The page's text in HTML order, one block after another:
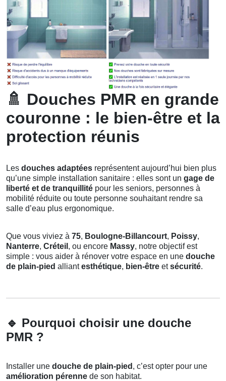
🚿 Douches PMR en grande
couronne : le bien-être et la
protection réunis
Les douches adaptées représentent aujourd’hui bien plus
qu’une simple installation sanitaire : elles sont un gage de
liberté et de tranquillité pour les seniors, personnes à
mobilité réduite ou toute personne souhaitant rendre sa
salle d’eau plus ergonomique.
Que vous viviez à 75, Boulogne-Billancourt, Poissy,
Nanterre, Créteil , ou encore Massy, notre objectif est
simple : vous aider à rénover votre espace en une douche
de plain-pied alliantesthétique, bien-être etsécurité.
🔹 Pourquoi choisir une douche
PMR ?
Installer une douche de plain-pied , c’est opter pour une
amélioration pérenne de son habitat.